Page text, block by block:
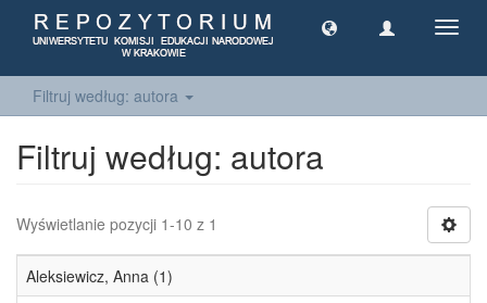
Filtruj według: autora
Filtruj według: autora
Wyświetlanie pozycji 1-10 z 1
Aleksiewicz, Anna (1)